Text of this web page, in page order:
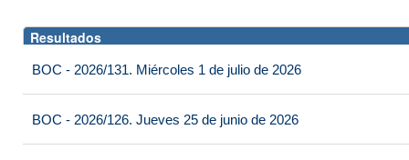
Resultados
BOC - 2026/131. Miércoles 1 de julio de 2026
BOC - 2026/126. Jueves 25 de junio de 2026